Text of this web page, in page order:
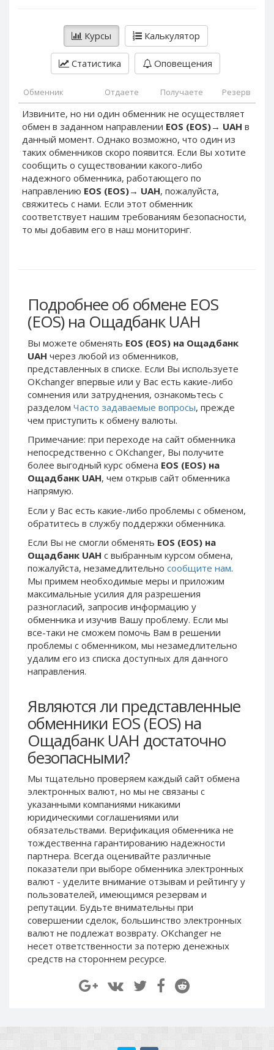
Курсы Калькулятор
Статистика Оповещения
Обменник Отдаете Получаете Резерв
Извините, но ни один обменник не осуществляет
обмен в заданном направлении EOS (EOS)→ UAH в
данный момент. Однако возможно, что один из
таких обменников скоро появится. Если Вы хотите
сообщить о существовании какого-либо
надежного обменника, работающего по
направлению EOS (EOS)→ UAH, пожалуйста,
свяжитесь с нами. Если этот обменник
соответствует нашим требованиям безопасности,
то мы добавим его в наш мониторинг.
Подробнее об обмене EOS
(EOS) на Ощадбанк UAH
Вы можете обменять EOS (EOS) на Ощадбанк
UAH через любой из обменников,
представленных в списке. Если Вы используете
OKchanger впервые или у Вас есть какие-либо
сомнения или затруднения, ознакомьтесь с
разделом Часто задаваемые вопросы, прежде
чем приступить к обмену валюты.
Примечание: при переходе на сайт обменника
непосредственно c OKchanger, Вы получите
более выгодный курс обмена EOS (EOS) на
Ощадбанк UAH, чем открыв сайт обменника
напрямую.
Если у Вас есть какие-либо проблемы с обменом,
обратитесь в службу поддержки обменника.
Если Вы не смогли обменять EOS (EOS) на
Ощадбанк UAH с выбранным курсом обмена,
пожалуйста, незамедлительно сообщите нам.
Мы примем необходимые меры и приложим
максимальные усилия для разрешения
разногласий, запросив информацию у
обменника и изучив Вашу проблему. Если мы
все-таки не сможем помочь Вам в решении
проблемы c обменником, мы незамедлительно
удалим его из списка доступных для данного
направления.
Являются ли представленные
обменники EOS (EOS) на
Ощадбанк UAH достаточно
безопасными?
Мы тщательно проверяем каждый сайт обмена
электронных валют, но мы не связаны c
указанными компаниями никакими
юридическими соглашениями или
обязательствами. Верификация обменника не
тождественна гарантированию надежности
партнера. Всегда оценивайте различные
показатели при выборе обменника электронных
валют - уделите внимание отзывам и рейтингу у
пользователей, имеющимся резервам и
репутации. Будьте внимательны при
совершении сделок, большинство электронных
валют не подлежат возврату. OKchanger не
несет ответственности за потерю денежных
средств на стороннем ресурсе.
PayPal NOK
PayPal PLN
PayPal SGD
PayPal CHF
PayPal MYR
Webmoney WMZ
Webmoney WMR
Webmoney WME
Webmoney WMU
Webmoney WMK
Webmoney WMG
Skril EUR
Skril INR
Skril GBP
Skril AUD
Skril NOK
Skril SEK
Paxum USD
Paxum EUR
Epay USD
Epay EUR
Phone Balance RUB
Phone Balance UAH
Phone Balance AMD
Neteller USD
Neteller EUR
Neteller INR
Neteller PLN
Neteller GBP
Neteller NOK
Neteller SEK
PaySera USD
PaySera PLN
AliPay CNY
UnionPay CNY
Paymer USD
Paymer RUB
Paymer UAH
Capitalist USD
Capitalist RUB
Capitalist EUR
Payoneer USD
Payoneer EUR
Revolut Binance USD
(BUSD)
Revolut EUR
Global24 UAH
PayPal NOK
PayPal PLN
PayPal SGD
PayPal CHF
PayPal MYR
Webmoney WMZ
Webmoney WMR
Webmoney WME
Webmoney WMU
Webmoney WMK
Webmoney WMG
Skril EUR
Skril INR
Skril AUD
Skril NOK
Skril SEK
Paxum USD
Paxum EUR
Epay USD
Epay EUR
Phone Balance UAH
Neteller USD
Neteller EUR
Neteller INR
Neteller PLN
Neteller GBP
Neteller NOK
Neteller SEK
PaySera PLN
AliPay CNY
UnionPay CNY
Paymer RUB
Paymer UAH
Capitalist USD
Capitalist RUB
Capitalist EUR
Payoneer USD
Payoneer EUR
Revolut Binance USD
(BUSD)
Revolut USD
Revolut EUR
Revolut GBP